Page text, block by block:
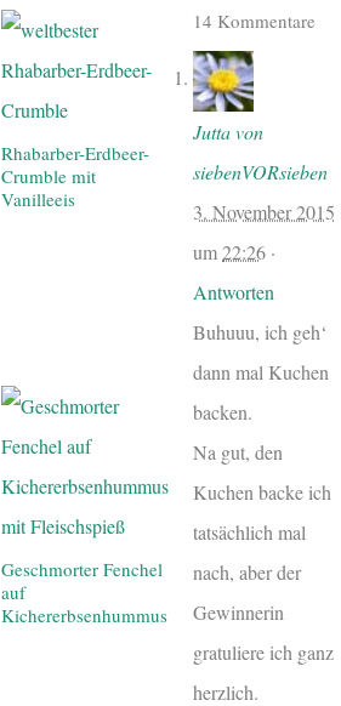
Rhabarber-Erdbeer-
Crumble mit
Vanilleeis
Geschmorter Fenchel
auf
Kichererbsenhummus
14 Kommentare
Jutta von
siebenVORsieben
3. November 2015
um22:26 ·
Antworten
Buhuuu, ich geh‘
dann mal Kuchen
backen.
Na gut, den
Kuchen backe ich
tatsächlich mal
nach, aber der
Gewinnerin
gratuliere ich ganz
herzlich.